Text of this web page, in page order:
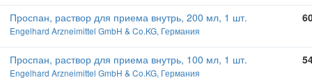
Проспан, раствор для приема внутрь, 200 мл, 1 шт.
Engelhard Arzneimittel GmbH & Co.KG, Германия
Проспан, раствор для приема внутрь, 100 мл, 1 шт.
Engelhard Arzneimittel GmbH & Co.KG, Германия